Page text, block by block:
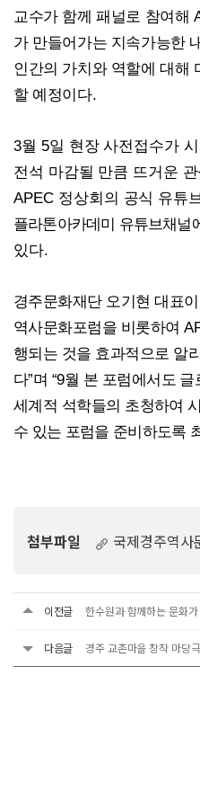
교수가 함께 패널로 참여해
가 만들어가는 지속가능한
인간의 가치와 역할에 대해
할 예정이다.
3월 5일 현장 사전접수가
전석 마감될 만큼 뜨거운
APEC 정상회의 공식 유튜
플라톤아카데미 유튜브채널
있다.
경주문화재단 오기현 대표
역사문화포럼을 비롯하여
행되는 것을 효과적으로 알
다”며 “9월 본 포럼에서도
세계적 석학들의 초청하여
수 있는 포럼을 준비하도록
첨부파일 국제경주역사문화포럼
이전글
다음글 경주 교촌마을 창작 마당